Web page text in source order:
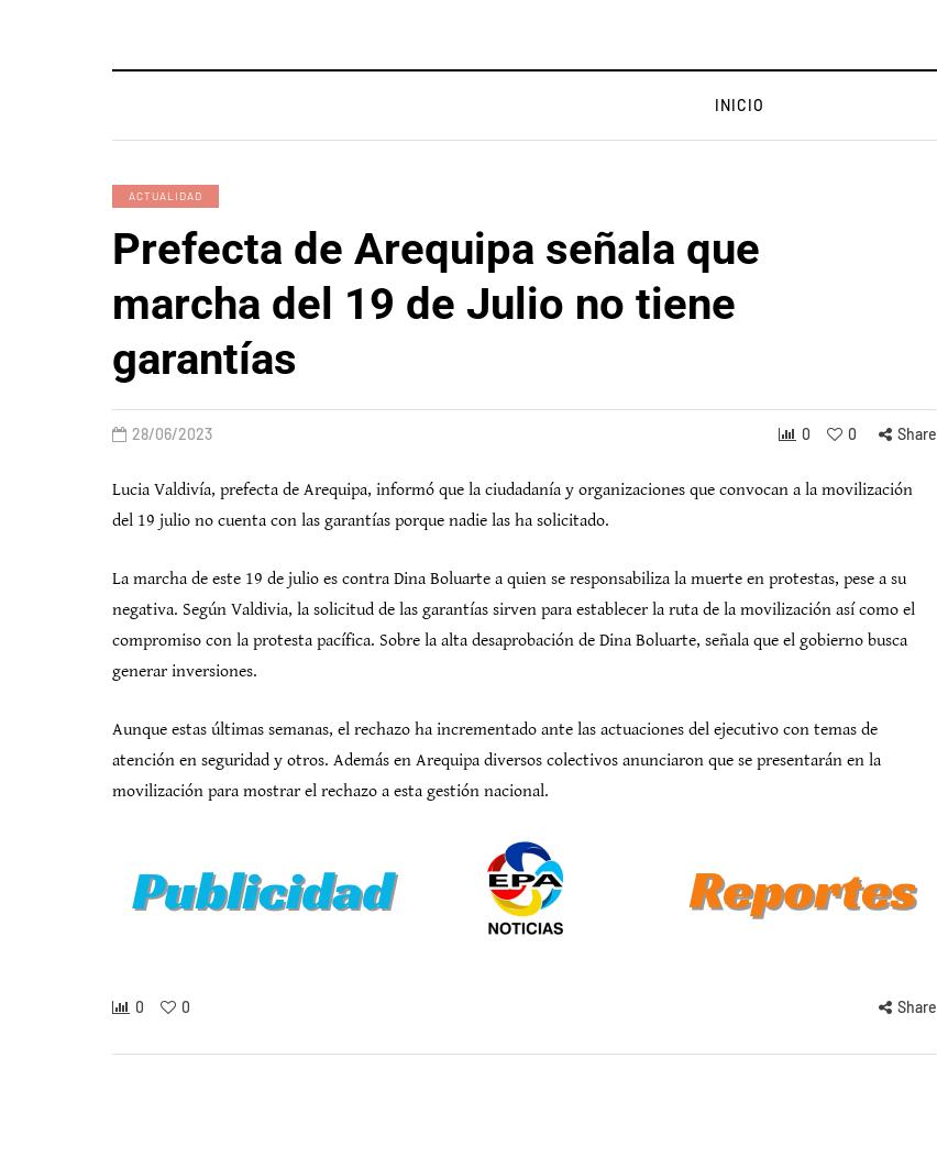
INICIO
ACTUALIDAD
Prefecta de Arequipa señala que
marcha del 19 de Julio no tiene
garantías
28/06/2023 0 0 Share
Lucia Valdivía, prefecta de Arequipa, informó que la ciudadanía y organizaciones que convocan a la movilización
del 19 julio no cuenta con las garantías porque nadie las ha solicitado.
La marcha de este 19 de julio es contra Dina Boluarte a quien se responsabiliza la muerte en protestas, pese a su
negativa. Según Valdivia, la solicitud de las garantías sirven para establecer la ruta de la movilización así como el
compromiso con la protesta pacífica. Sobre la alta desaprobación de Dina Boluarte, señala que el gobierno busca
generar inversiones.
Aunque estas últimas semanas, el rechazo ha incrementado ante las actuaciones del ejecutivo con temas de
atención en seguridad y otros. Además en Arequipa diversos colectivos anunciaron que se presentarán en la
movilización para mostrar el rechazo a esta gestión nacional.
0 0 Share